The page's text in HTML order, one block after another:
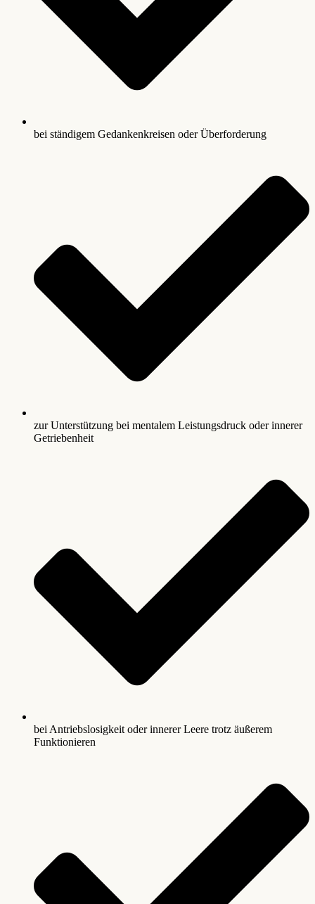
bei ständigem Gedankenkreisen oder Überforderung
zur Unterstützung bei mentalem Leistungsdruck oder innerer
Getriebenheit
bei Antriebslosigkeit oder innerer Leere trotz äußerem
Funktionieren